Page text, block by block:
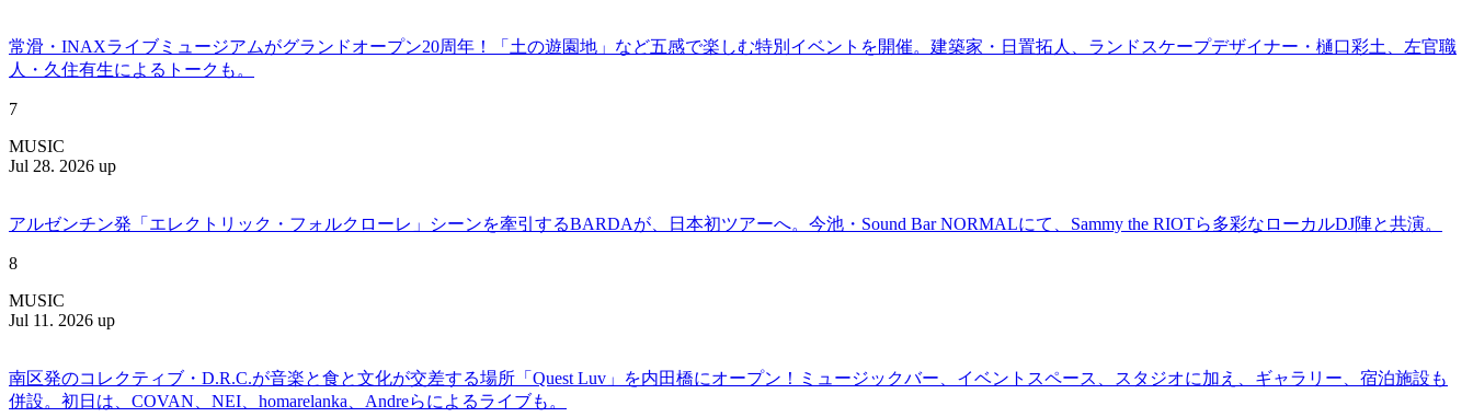
常滑・INAXライブミュージアムがグランドオープン20周年！「土の遊園地」など五感で楽しむ特別イベントを開催。建築家・日置拓人、ランドスケープデザイナー・樋口彩土、左官職
人・久住有生によるトークも。
7
MUSIC
Jul 28. 2026 up
アルゼンチン発「エレクトリック・フォルクローレ」シーンを牽引するBARDAが、日本初ツアーへ。今池・Sound Bar NORMALにて、Sammy the RIOTら多彩なローカルDJ陣と共演。
8
MUSIC
Jul 11. 2026 up
南区発のコレクティブ・D.R.C.が⾳楽と⾷と⽂化が交差する場所「Quest Luv」を内田橋にオープン！ミュージックバー、イベントスペース、スタジオに加え、ギャラリー、宿泊施設も
併設。初日は、COVAN、NEI、homarelanka、Andreらによるライブも。